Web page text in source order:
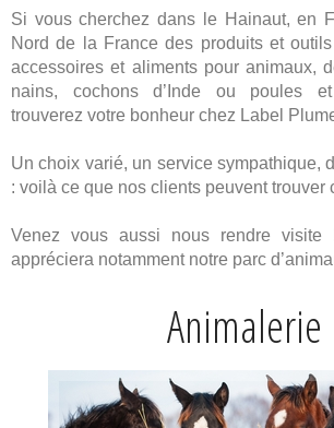
Si vous cherchez dans le Hainaut, en
Nord de la France des produits et
accessoires et aliments pour animaux,
nains, cochons d’Inde ou poules
trouverez votre bonheur chez Label
Un choix varié, un service sympathique,
: voilà ce que nos clients peuvent trouver
Venez vous aussi nous rendre visite
appréciera notamment notre parc
Animalerie